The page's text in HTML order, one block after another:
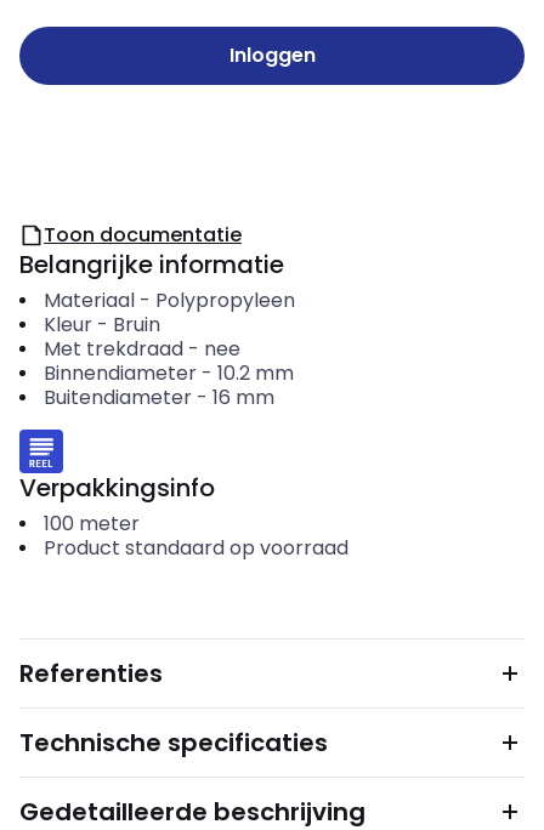
Inloggen
Toon documentatie
Belangrijke informatie
Materiaal- Polypropyleen
Kleur- Bruin
Met trekdraad- nee
Binnendiameter- 10.2 mm
Buitendiameter- 16 mm
Verpakkingsinfo
100 meter
Product standaard op voorraad
Referenties
Technische specificaties
Gedetailleerde beschrijving